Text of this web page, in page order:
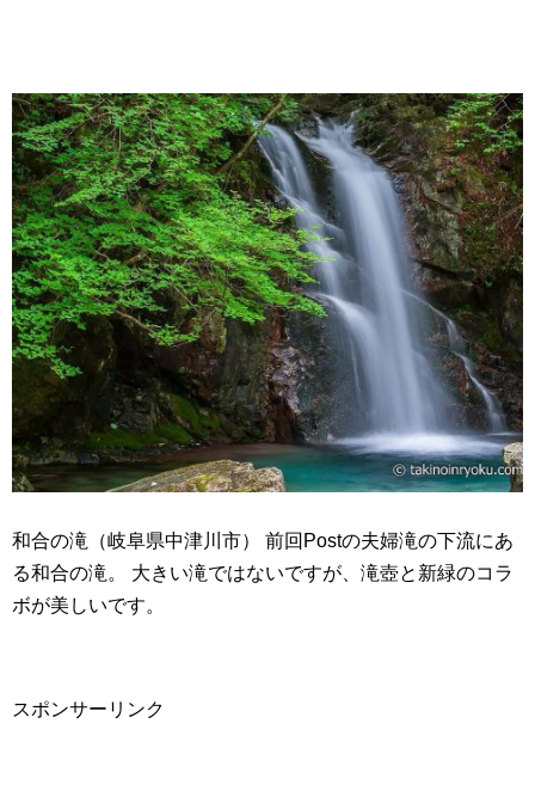
和合の滝（岐阜県中津川市） 前回Postの夫婦滝の下流にあ
る和合の滝。 大きい滝ではないですが、滝壺と新緑のコラ
ボが美しいです。
スポンサーリンク